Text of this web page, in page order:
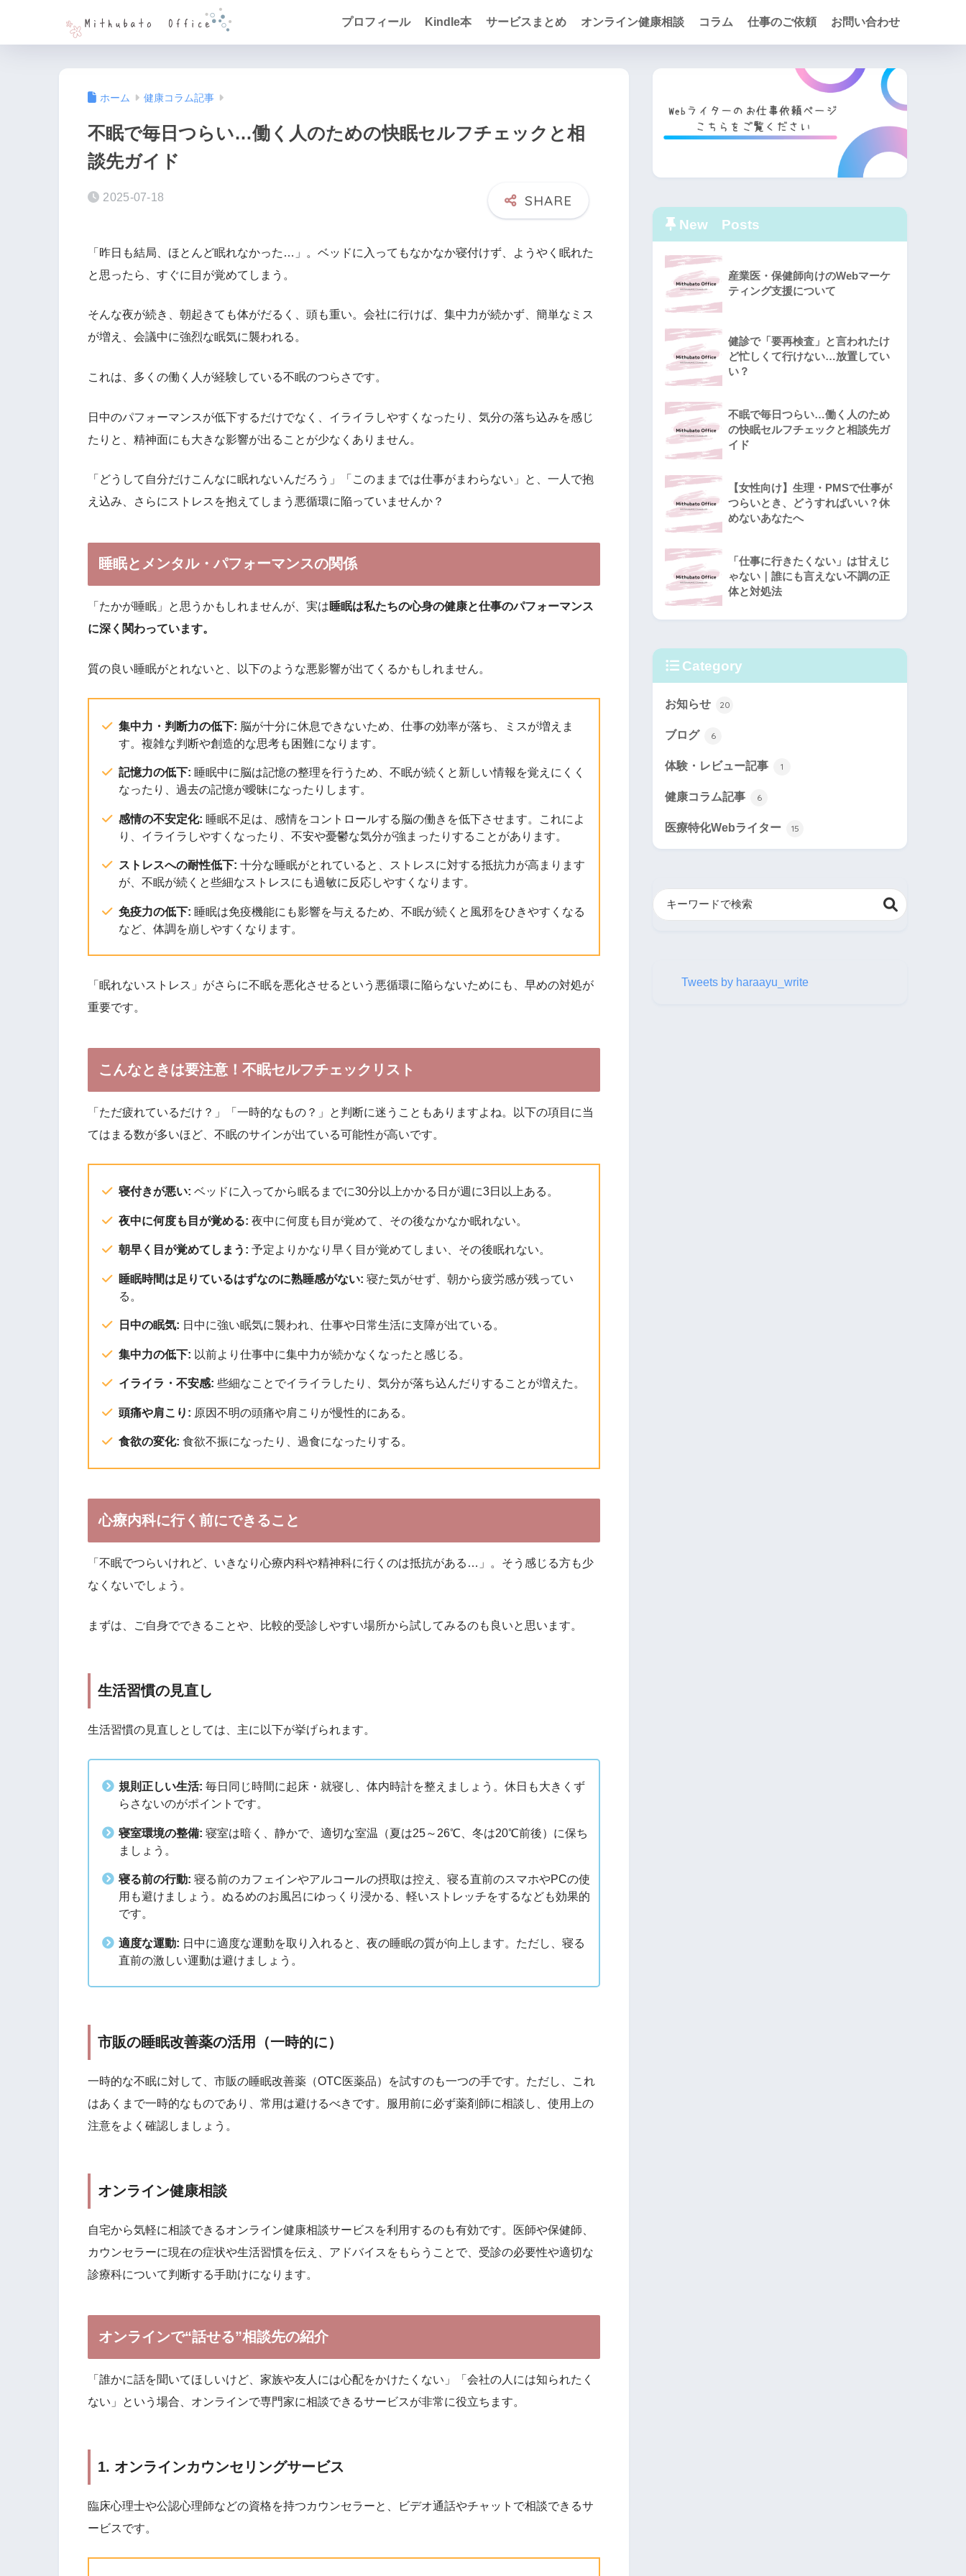
プロフィール Kindle本 サービスまとめ オンライン健康相談 コラム 仕事のご依頼 お問い合わせ
ホーム 健康コラム記事
不眠で毎日つらい…働く人のための快眠セルフチェックと相
談先ガイド
2025-07-18
「昨日も結局、ほとんど眠れなかった…」。ベッドに入ってもなかなか寝付けず、ようやく眠れた
と思ったら、すぐに目が覚めてしまう。
そんな夜が続き、朝起きても体がだるく、頭も重い。会社に行けば、集中力が続かず、簡単なミス
が増え、会議中に強烈な眠気に襲われる。
これは、多くの働く人が経験している不眠のつらさです。
日中のパフォーマンスが低下するだけでなく、イライラしやすくなったり、気分の落ち込みを感じ
たりと、精神面にも大きな影響が出ることが少なくありません。
「どうして自分だけこんなに眠れないんだろう」「このままでは仕事がまわらない」と、一人で抱
え込み、さらにストレスを抱えてしまう悪循環に陥っていませんか？
睡眠とメンタル・パフォーマンスの関係
「たかが睡眠」と思うかもしれませんが、実は睡眠は私たちの心身の健康と仕事のパフォーマンス
に深く関わっています。
質の良い睡眠がとれないと、以下のような悪影響が出てくるかもしれません。
集中力・判断力の低下: 脳が十分に休息できないため、仕事の効率が落ち、ミスが増えま
す。複雑な判断や創造的な思考も困難になります。
記憶力の低下: 睡眠中に脳は記憶の整理を行うため、不眠が続くと新しい情報を覚えにくく
なったり、過去の記憶が曖昧になったりします。
感情の不安定化: 睡眠不足は、感情をコントロールする脳の働きを低下させます。これによ
り、イライラしやすくなったり、不安や憂鬱な気分が強まったりすることがあります。
ストレスへの耐性低下: 十分な睡眠がとれていると、ストレスに対する抵抗力が高まります
が、不眠が続くと些細なストレスにも過敏に反応しやすくなります。
免疫力の低下: 睡眠は免疫機能にも影響を与えるため、不眠が続くと風邪をひきやすくなる
など、体調を崩しやすくなります。
「眠れないストレス」がさらに不眠を悪化させるという悪循環に陥らないためにも、早めの対処が
重要です。
こんなときは要注意！不眠セルフチェックリスト
「ただ疲れているだけ？」「一時的なもの？」と判断に迷うこともありますよね。以下の項目に当
てはまる数が多いほど、不眠のサインが出ている可能性が高いです。
寝付きが悪い: ベッドに入ってから眠るまでに30分以上かかる日が週に3日以上ある。
夜中に何度も目が覚める: 夜中に何度も目が覚めて、その後なかなか眠れない。
朝早く目が覚めてしまう: 予定よりかなり早く目が覚めてしまい、その後眠れない。
睡眠時間は足りているはずなのに熟睡感がない: 寝た気がせず、朝から疲労感が残ってい
る。
日中の眠気: 日中に強い眠気に襲われ、仕事や日常生活に支障が出ている。
集中力の低下: 以前より仕事中に集中力が続かなくなったと感じる。
イライラ・不安感: 些細なことでイライラしたり、気分が落ち込んだりすることが増えた。
頭痛や肩こり: 原因不明の頭痛や肩こりが慢性的にある。
食欲の変化: 食欲不振になったり、過食になったりする。
心療内科に行く前にできること
「不眠でつらいけれど、いきなり心療内科や精神科に行くのは抵抗がある…」。そう感じる方も少
なくないでしょう。
まずは、ご自身でできることや、比較的受診しやすい場所から試してみるのも良いと思います。
生活習慣の見直し
生活習慣の見直しとしては、主に以下が挙げられます。
規則正しい生活: 毎日同じ時間に起床・就寝し、体内時計を整えましょう。休日も大きくず
らさないのがポイントです。
寝室環境の整備: 寝室は暗く、静かで、適切な室温（夏は25～26℃、冬は20℃前後）に保ち
ましょう。
寝る前の行動: 寝る前のカフェインやアルコールの摂取は控え、寝る直前のスマホやPCの使
用も避けましょう。ぬるめのお風呂にゆっくり浸かる、軽いストレッチをするなども効果的
です。
適度な運動: 日中に適度な運動を取り入れると、夜の睡眠の質が向上します。ただし、寝る
直前の激しい運動は避けましょう。
市販の睡眠改善薬の活用（一時的に）
一時的な不眠に対して、市販の睡眠改善薬（OTC医薬品）を試すのも一つの手です。ただし、これ
はあくまで一時的なものであり、常用は避けるべきです。服用前に必ず薬剤師に相談し、使用上の
注意をよく確認しましょう。
オンライン健康相談
自宅から気軽に相談できるオンライン健康相談サービスを利用するのも有効です。医師や保健師、
カウンセラーに現在の症状や生活習慣を伝え、アドバイスをもらうことで、受診の必要性や適切な
診療科について判断する手助けになります。
オンラインで“話せる”相談先の紹介
「誰かに話を聞いてほしいけど、家族や友人には心配をかけたくない」「会社の人には知られたく
ない」という場合、オンラインで専門家に相談できるサービスが非常に役立ちます。
1. オンラインカウンセリングサービス
臨床心理士や公認心理師などの資格を持つカウンセラーと、ビデオ通話やチャットで相談できるサ
ービスです。
New Posts
産業医・保健師向けのWebマーケ
ティング支援について
健診で「要再検査」と言われたけ
ど忙しくて行けない…放置してい
い？
不眠で毎日つらい…働く人のため
の快眠セルフチェックと相談先ガ
イド
【女性向け】生理・PMSで仕事が
つらいとき、どうすればいい？休
めないあなたへ
「仕事に行きたくない」は甘えじ
ゃない｜誰にも言えない不調の正
体と対処法
Category
お知らせ 20
ブログ 6
体験・レビュー記事 1
健康コラム記事 6
医療特化Webライター 15
Tweets by haraayu_write